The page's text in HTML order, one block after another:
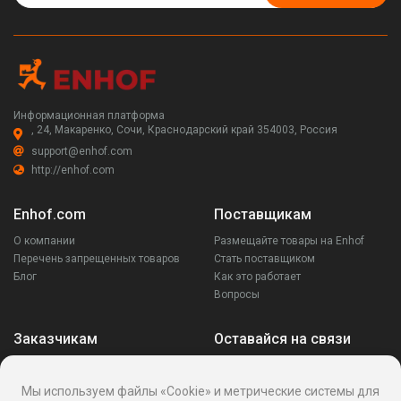
Информационная платформа
, 24, Макаренко, Сочи, Краснодарский край 354003, Россия
support@enhof.com
http://enhof.com
Enhof.com
О компании
Перечень запрещенных товаров
Блог
Поставщикам
Размещайте товары на Enhof
Стать поставщиком
Как это работает
Вопросы
Заказчикам
Ваши запросы
Оставайся на связи
Мы используем файлы «Cookie» и метрические системы для